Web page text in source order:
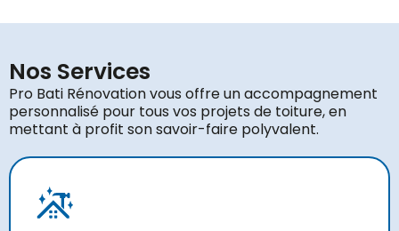
Nos Services
Pro Bati Rénovation vous offre un accompagnement
personnalisé pour tous vos projets de toiture, en
mettant à profit son savoir-faire polyvalent.